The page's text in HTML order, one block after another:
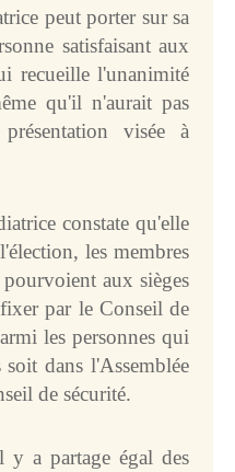
peut porter sur sa
satisfaisant aux
recueille l'unanimité
qu'il n'aurait pas
visée à
constate qu'elle
les membres
aux sièges
par le Conseil de
les personnes qui
dans l'Assemblée
de sécurité.
a partage égal des